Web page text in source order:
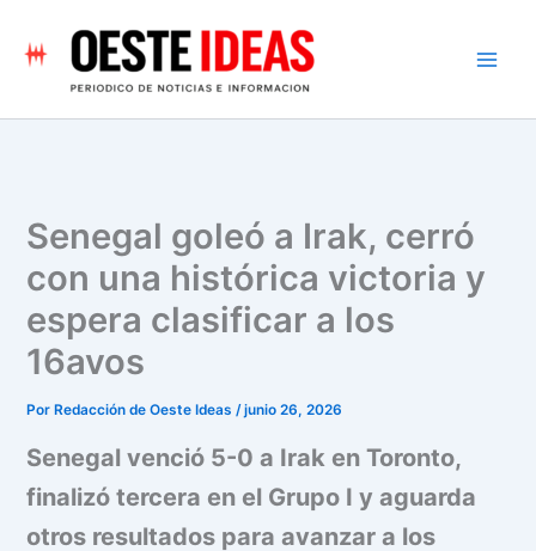
contenido
Senegal goleó a Irak, cerró
con una histórica victoria y
espera clasificar a los
16avos
Por Redacción de Oeste Ideas/junio 26, 2026
Senegal venció 5-0 a Irak en Toronto,
finalizó tercera en el Grupo I y aguarda
otros resultados para avanzar a los